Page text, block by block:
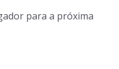
para a próxima